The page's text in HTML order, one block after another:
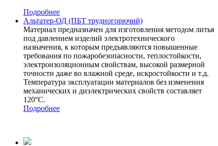
Подробнее
Альтатер-ОД (ПБТ трудногорючий)
Материал предназначен для изготовления методом литья
под давлением изделий электротехнического
назначения, к которым предъявляются повышенные
требования по пожаробезопасности, теплостойкости,
электроизоляционным свойствам, высокой размерной
точности даже во влажной среде, искростойкости и т.д.
Температура эксплуатации материалов без изменения
механических и диэлектрических свойств составляет
120°С.
Подробнее